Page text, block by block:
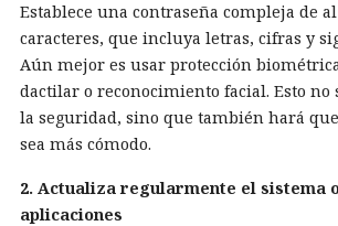
Establece una contraseña compleja de
caracteres, que incluya letras, cifras y
Aún mejor es usar protección
dactilar o reconocimiento facial. Esto no
la seguridad, sino que también hará
sea más cómodo.
2. Actualiza regularmente el sistema
aplicaciones